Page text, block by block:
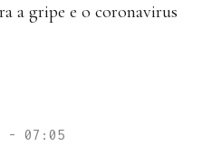
a gripe e o coronavirus
- 07:05